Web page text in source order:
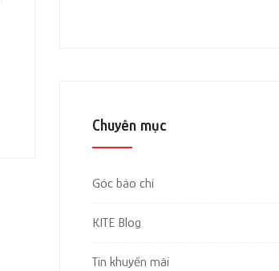
Chuyên mục
Góc báo chí
KITE Blog
Tin khuyến mãi